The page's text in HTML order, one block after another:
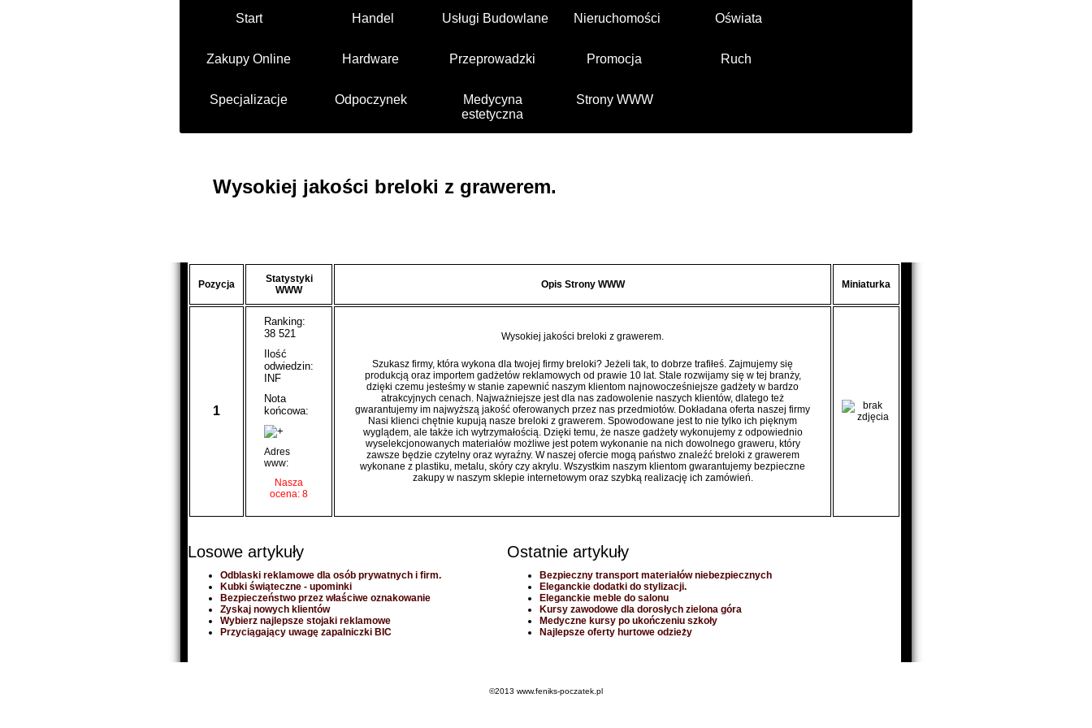
Start Handel Usługi Budowlane Nieruchomości Oświata
Zakupy Online Hardware Przeprowadzki Promocja Ruch
Specjalizacje Odpoczynek
Medycyna
estetyczna
Strony WWW
Wysokiej jakości breloki z grawerem.
Pozycja
Statystyki
WWW
Opis Strony WWW Miniaturka
1
Ranking:
38 521
Ilość
odwiedzin:
INF
Nota
końcowa:
Adres
www:
Nasza
ocena: 8
Wysokiej jakości breloki z grawerem.
Szukasz firmy, która wykona dla twojej firmy breloki? Jeżeli tak, to dobrze trafiłeś. Zajmujemy się
produkcją oraz importem gadżetów reklamowych od prawie 10 lat. Stale rozwijamy się w tej branży,
dzięki czemu jesteśmy w stanie zapewnić naszym klientom najnowocześniejsze gadżety w bardzo
atrakcyjnych cenach. Najważniejsze jest dla nas zadowolenie naszych klientów, dlatego też
gwarantujemy im najwyższą jakość oferowanych przez nas przedmiotów. Dokładana oferta naszej firmy
Nasi klienci chętnie kupują nasze breloki z grawerem. Spowodowane jest to nie tylko ich pięknym
wyglądem, ale także ich wytrzymałością. Dzięki temu, że nasze gadżety wykonujemy z odpowiednio
wyselekcjonowanych materiałów możliwe jest potem wykonanie na nich dowolnego graweru, który
zawsze będzie czytelny oraz wyraźny. W naszej ofercie mogą państwo znaleźć breloki z grawerem
wykonane z plastiku, metalu, skóry czy akrylu. Wszystkim naszym klientom gwarantujemy bezpieczne
zakupy w naszym sklepie internetowym oraz szybką realizację ich zamówień.
Losowe artykuły
Odblaski reklamowe dla osób prywatnych i firm.
Kubki świąteczne - upominki
Bezpieczeństwo przez właściwe oznakowanie
Zyskaj nowych klientów
Wybierz najlepsze stojaki reklamowe
Przyciągający uwagę zapalniczki BIC
Ostatnie artykuły
Bezpieczny transport materiałów niebezpiecznych
Eleganckie dodatki do stylizacji.
Eleganckie meble do salonu
Kursy zawodowe dla dorosłych zielona góra
Medyczne kursy po ukończeniu szkoły
Najlepsze oferty hurtowe odzieży
©2013 www.feniks-poczatek.pl